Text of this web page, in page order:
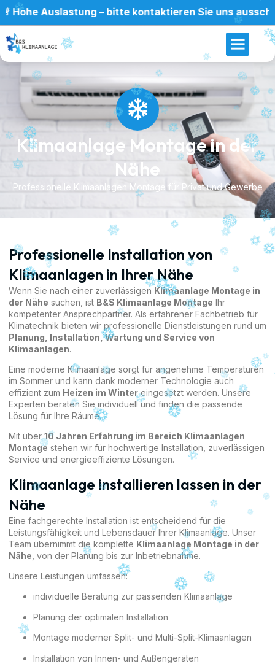
Auslastung – bitte kontaktieren Sie uns
Klimaanlage Montage in der
Nähe
Professionelle Klimaanlagen Montage für Privat und Gewerbe
Professionelle Installation von
Klimaanlagen in Ihrer Nähe
Wenn Sie nach einer zuverlässigen Klimaanlage Montage in
der Nähe suchen, ist B&S Klimaanlage Montage Ihr
kompetenter Ansprechpartner. Als erfahrener Fachbetrieb für
Klimatechnik bieten wir professionelle Dienstleistungen rund um
Planung, Installation, Wartung und Service von
Klimaanlagen.
Eine moderne Klimaanlage sorgt für angenehme Temperaturen
im Sommer und kann dank moderner Technologie auch
effizient zum Heizen im Wintereingesetzt werden. Unsere
Experten beraten Sie individuell und finden die passende
Lösung für Ihre Räume.
Mit über10 Jahren Erfahrung im Bereich Klimaanlagen
Montage stehen wir für hochwertige Installation, zuverlässigen
Service und energieeffiziente Lösungen.
Klimaanlage installieren lassen in der
Nähe
Eine fachgerechte Installation ist entscheidend für die
Leistungsfähigkeit und Lebensdauer Ihrer Klimaanlage. Unser
Team übernimmt die komplette Klimaanlage Montage in der
Nähe , von der Planung bis zur Inbetriebnahme.
Unsere Leistungen umfassen:
individuelle Beratung zur passenden Klimaanlage
Planung der optimalen Installation
Montage moderner Split- und Multi-Split-Klimaanlagen
Installation von Innen- und Außengeräten